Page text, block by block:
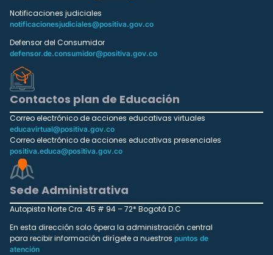
Notificaciones judiciales
notificacionesjudiciales@positiva.gov.co
Defensor del Consumidor
defensor.de.consumidor@positiva.gov.co
Contactos plan de Educación
Correo electrónico de acciones educativas virtuales
educavirtual@positiva.gov.co
Correo electrónico de acciones educativas presenciales
positiva.educa@positiva.gov.co
Sede Administrativa
Autopista Norte Cra. 45 # 94 – 72* Bogotá D.C
En esta dirección solo ópera la administración central
para recibir información dirígete a nuestros puntos de
atención